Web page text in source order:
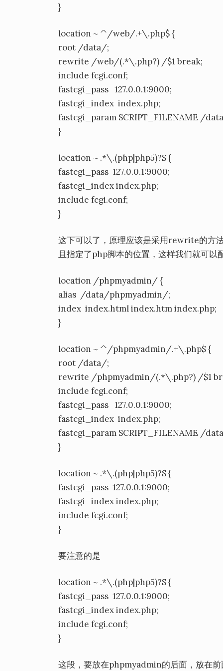
}
location ~ ^/web/.+\.php$ {
root /data/;
rewrite /web/(.*\.php?) /$1 break;
include fcgi.conf;
fastcgi_pass 127.0.0.1:9000;
fastcgi_index index.php;
fastcgi_param SCRIPT_FILENAME /
}
location ~ .*\.(php|php5)?$ {
fastcgi_pass 127.0.0.1:9000;
fastcgi_index index.php;
include fcgi.conf;
}
这下可以了，原理应该是采用rewrite的方
且指定了php脚本的位置，这样我们就可
location /phpmyadmin/ {
alias /data/phpmyadmin/;
index index.html index.htm index.php;
}
location ~ ^/phpmyadmin/.+\.php$ {
root /data/;
rewrite /phpmyadmin/(.*\.php?) /$1
include fcgi.conf;
fastcgi_pass 127.0.0.1:9000;
fastcgi_index index.php;
fastcgi_param SCRIPT_FILENAME /
}
location ~ .*\.(php|php5)?$ {
fastcgi_pass 127.0.0.1:9000;
fastcgi_index index.php;
include fcgi.conf;
}
要注意的是
location ~ .*\.(php|php5)?$ {
fastcgi_pass 127.0.0.1:9000;
fastcgi_index index.php;
include fcgi.conf;
}
这段，要放在phpmyadmin的后面，放在